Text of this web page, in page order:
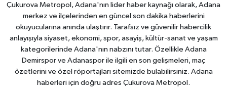
Çukurova Metropol, Adana'nın lider haber kaynağı olarak, Adana
merkez ve ilçelerinden en güncel son dakika haberlerini
okuyucularına anında ulaştırır. Tarafsız ve güvenilir habercilik
anlayışıyla siyaset, ekonomi, spor, asayiş, kültür-sanat ve yaşam
kategorilerinde Adana'nın nabzını tutar. Özellikle Adana
Demirspor ve Adanaspor ile ilgili en son gelişmeleri, maç
özetlerini ve özel röportajları sitemizde bulabilirsiniz. Adana
haberleri için doğru adres Çukurova Metropol.